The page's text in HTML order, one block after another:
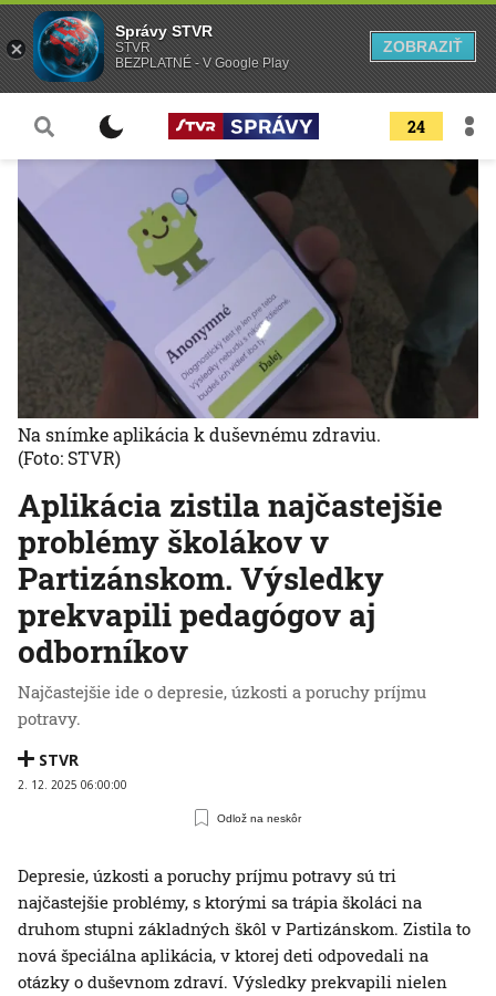
24
Aplikácia zistila najčastejšie
problémy školákov v
Partizánskom. Výsledky
prekvapili pedagógov aj
odborníkov
Najčastejšie ide o depresie, úzkosti a poruchy príjmu
potravy.
STVR
2. 12. 2025 06:00:00
Odlož na neskôr
Na snímke aplikácia k duševnému zdraviu.
(Foto: STVR)
Depresie, úzkosti a poruchy príjmu potravy sú tri
najčastejšie problémy, s ktorými sa trápia školáci na
druhom stupni základných škôl v Partizánskom. Zistila to
nová špeciálna aplikácia, v ktorej deti odpovedali na
otázky o duševnom zdraví. Výsledky prekvapili nielen
Správy STVR
STVR
BEZPLATNÉ - V Google Play
ZOBRAZIŤ